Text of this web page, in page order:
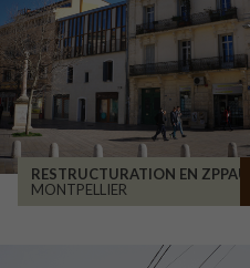
RESTRUCTURATION EN ZPPAUP
MONTPELLIER